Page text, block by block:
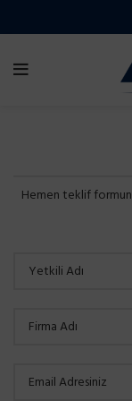
Hemen teklif